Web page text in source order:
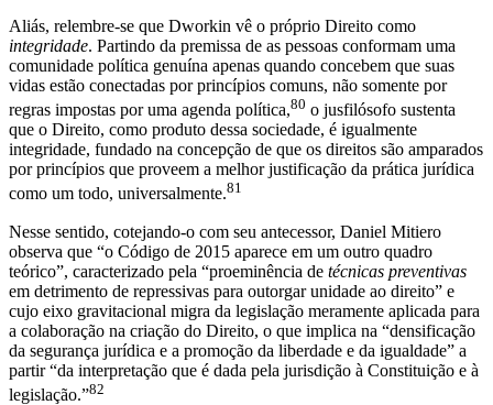
Aliás, relembre-se que Dworkin vê o próprio Direito como
integridade. Partindo da premissa de as pessoas conformam uma
comunidade política genuína apenas quando concebem que suas
vidas estão conectadas por princípios comuns, não somente por
regras impostas por uma agenda política,80 o jusfilósofo sustenta
que o Direito, como produto dessa sociedade, é igualmente
integridade, fundado na concepção de que os direitos são amparados
por princípios que proveem a melhor justificação da prática jurídica
como um todo, universalmente.81
Nesse sentido, cotejando-o com seu antecessor, Daniel Mitiero
observa que “o Código de 2015 aparece em um outro quadro
teórico”, caracterizado pela “proeminência de técnicas preventivas
em detrimento de repressivas para outorgar unidade ao direito” e
cujo eixo gravitacional migra da legislação meramente aplicada para
a colaboração na criação do Direito, o que implica na “densificação
da segurança jurídica e a promoção da liberdade e da igualdade” a
partir “da interpretação que é dada pela jurisdição à Constituição e à
legislação.”82